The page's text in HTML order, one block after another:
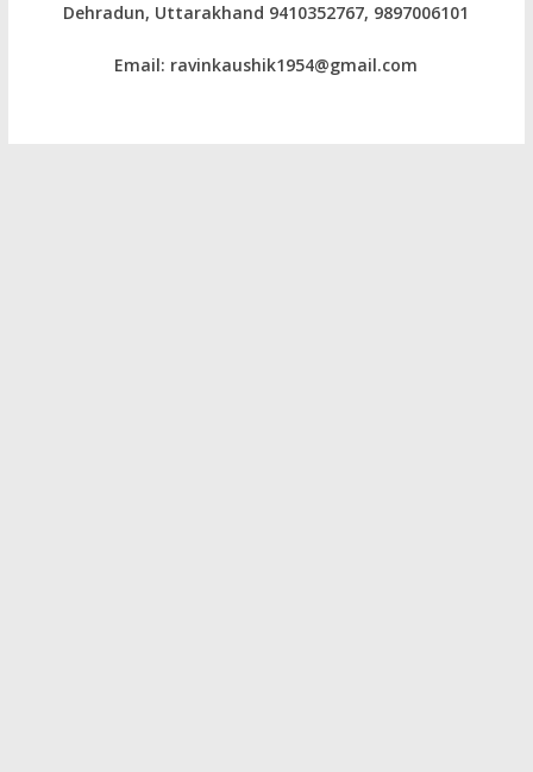
Dehradun, Uttarakhand 9410352767, 9897006101
Email: ravinkaushik1954@gmail.com